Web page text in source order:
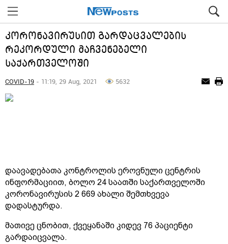
კორონავირუსით გარდაცვალების
რეკორდული მაჩვენებელი
საქართველოში
COVID-19 - 11:19, 29 Aug, 2021 5632
დაავადებათა კონტროლის ეროვნული ცენტრის
ინფორმაციით, ბოლო 24 საათში საქართველოში
კორონავირუსის 2 669 ახალი შემთხვევა
დადასტურდა.
მათივე ცნობით, ქვეყანაში კიდევ 76 პაციენტი
გარდაიცვალა.